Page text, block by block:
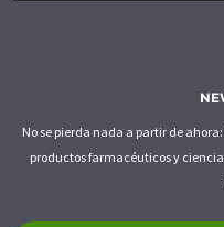
No se pierda nada a partir de
productos farmacéuticos y